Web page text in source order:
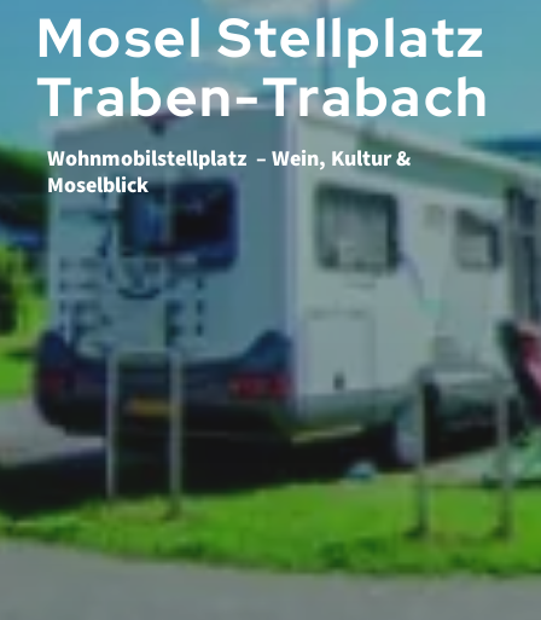
Mosel Stellplatz
Traben-Trabach
Wohnmobilstellplatz – Wein, Kultur &
Moselblick